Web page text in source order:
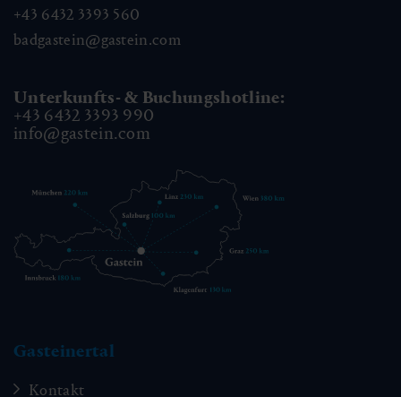
+43 6432 3393 560
badgastein@gastein.com
Unterkunfts- & Buchungshotline:
+43 6432 3393 990
info@gastein.com
Gasteinertal
Kontakt